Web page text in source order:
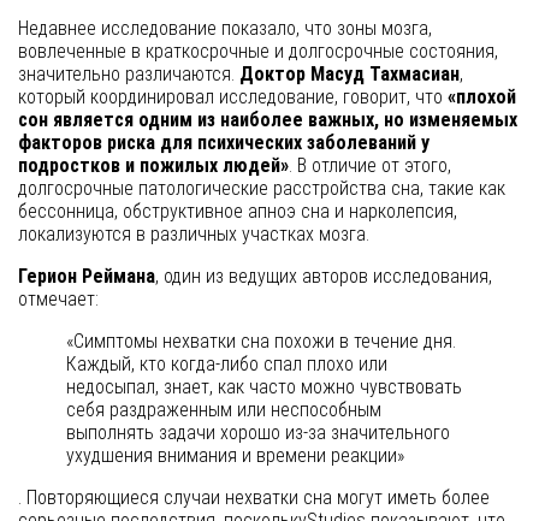
Недавнее исследование показало, что зоны мозга,
вовлеченные в краткосрочные и долгосрочные состояния,
значительно различаются. Доктор Масуд Тахмасиан,
который координировал исследование, говорит, что «плохой
сон является одним из наиболее важных, но изменяемых
факторов риска для психических заболеваний у
подростков и пожилых людей». В отличие от этого,
долгосрочные патологические расстройства сна, такие как
бессонница, обструктивное апноэ сна и нарколепсия,
локализуются в различных участках мозга.
Герион Реймана, один из ведущих авторов исследования,
отмечает:
«Симптомы нехватки сна похожи в течение дня.
Каждый, кто когда-либо спал плохо или
недосыпал, знает, как часто можно чувствовать
себя раздраженным или неспособным
выполнять задачи хорошо из-за значительного
ухудшения внимания и времени реакции»
. Повторяющиеся случаи нехватки сна могут иметь более